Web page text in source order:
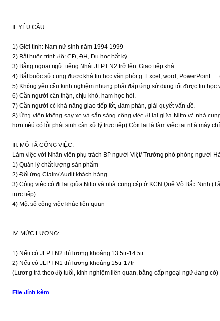
II. YÊU CẦU:
1) Giới tính: Nam nữ sinh năm 1994-1999
2) Bắt buộc trình độ: CĐ, ĐH, Du học bất kỳ.
3) Bằng ngoại ngữ: tiếng Nhật JLPT N2 trở lên. Giao tiếp khá
4) Bắt buộc sử dụng được khá tin học văn phòng: Excel, word,
5) Không yêu cầu kinh nghiệm nhưng phải đáp ứng sử dụng tốt được tin học
6) Cần người cẩn thận, chịu khó, ham học hỏi.
7) Cần người có khả năng giao tiếp tốt, đàm phán, giải quyết vấn đề.
8) Ứng viên không say xe và sẵn sàng công việc đi lại giữa Nitto và nhà
hơn nêú có lỗi phát sinh cần xử lý trực tiếp) Còn lại là làm việc tại nhà máy
III. MÔ TẢ CÔNG VIỆC:
Làm việc với Nhân viên phụ trách BP người Việt/ Trưởng phó phòng người
1) Quản lý chất lượng sản phẩm
2) Đối ứng Claim/ Audit khách hàng.
3) Công việc có đi lại giữa Nitto và nhà cung cấp ở KCN Quế Võ Bắc Ninh
trực tiếp)
4) Một số công việc khác liên quan
IV. MỨC LƯƠNG:
1) Nếu có JLPT N2 thì lương khoảng 13.5tr-14.5tr
2) Nếu có JLPT N1 thì lương khoảng 15tr-17tr
(Lương trả theo độ tuổi, kinh nghiệm liên quan, bằng cấp ngoại ngữ đang có)
File đính kèm